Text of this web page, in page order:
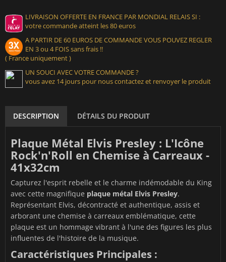
LIVRAISON OFFERTE EN FRANCE PAR MONDIAL RELAIS SI :
votre commande atteint les 80 euros
A PARTIR DE 60 EUROS DE COMMANDE VOUS POUVEZ REGLER
EN 3 ou 4 FOIS sans frais !!
( France uniquement )
UN SOUCI AVEC VOTRE COMMANDE ?
vous avez 14 jours pour nous contactez et renvoyer le produit
DESCRIPTION DÉTAILS DU PRODUIT
Plaque Métal Elvis Presley : L'Icône
Rock'n'Roll en Chemise à Carreaux -
41x32cm
Capturez l'esprit rebelle et le charme indémodable du King
avec cette magnifique plaque métal Elvis Presley.
Représentant Elvis, décontracté et authentique, assis et
arborant une chemise à carreaux emblématique, cette
plaque est un hommage vibrant à l'une des figures les plus
influentes de l'histoire de la musique.
Caractéristiques Principales :